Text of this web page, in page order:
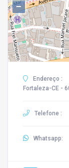
−
Endereço :
Fortaleza-CE -
Telefone :
Whatsapp: